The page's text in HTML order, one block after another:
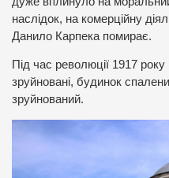
наслідок, на комерційну
Данило Карпека помирає.
Під час революції 1917
зруйновані, будинок
зруйнований.